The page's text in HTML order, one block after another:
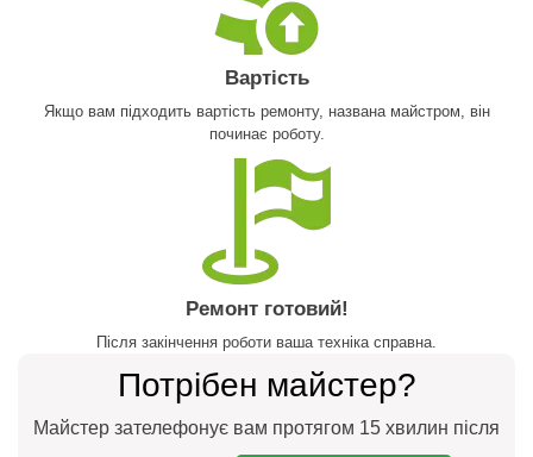
Вартість
Якщо вам підходить вартість ремонту, названа майстром, він
починає роботу.
Ремонт готовий!
Після закінчення роботи ваша техніка справна.
Потрібен майстер?
Майстер зателефонує вам протягом 15 хвилин після